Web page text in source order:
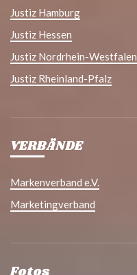
Justiz Hamburg
Justiz Hessen
Justiz Nordrhein-Westfalen
Justiz Rheinland-Pfalz
VERBÄNDE
Markenverband e.V.
Marketingverband